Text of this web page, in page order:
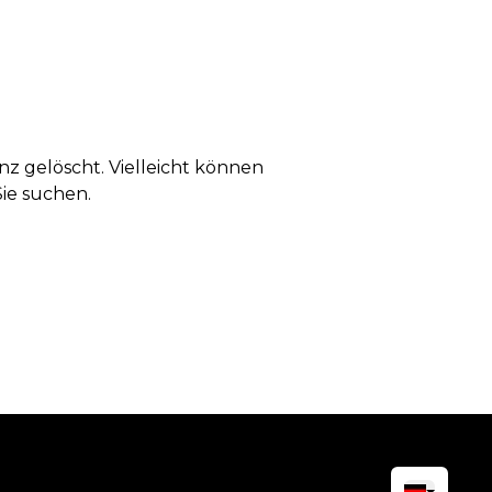
gelöscht. Vielleicht können
suchen.